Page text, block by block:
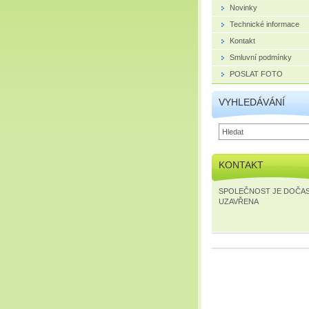
Novinky
Technické informace
Kontakt
Smluvní podmínky
POSLAT FOTO
VYHLEDÁVÁNÍ
KONTAKT
SPOLEČNOST JE
UZAVŘENA